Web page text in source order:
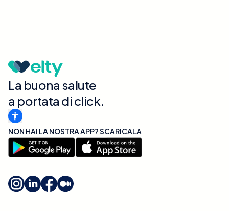
La buona salute
a portata di click.
NON HAI LA NOSTRA APP? SCARICALA